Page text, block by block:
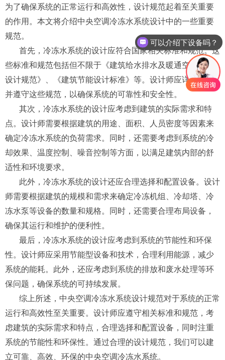
为了确保系统的正常运行和高效性，设计规范起着至关重要
的作用。本文将介绍中央空调冷冻水系统设计中的一些重要
规范。
首先，冷冻水系统的设计应符合国家相关标准和规范。这
些标准和规范包括但不限于《建筑给水排水及暖通空调工程
设计规范》、《建筑节能设计标准》等。设计师应详细了解
并遵守这些规范，以确保系统的可靠性和安全性。
其次，冷冻水系统的设计应考虑到建筑的实际需求和特
点。设计师需要根据建筑的用途、面积、人员密度等因素来
确定冷冻水系统的负荷需求。同时，还需要考虑到系统的冷
却效果、温度控制、噪音控制等方面，以满足建筑内部的舒
适性和环境要求。
此外，冷冻水系统的设计还应合理选择和配置设备。设计
师需要根据建筑的规模和需求来确定冷冻机组、冷却塔、冷
冻水泵等设备的数量和规格。同时，还需要合理布局设备，
确保其运行和维护的便利性。
最后，冷冻水系统的设计应考虑到系统的节能性和环保
性。设计师应采用节能型设备和技术，合理利用能源，减少
系统的能耗。此外，还应考虑到系统的排放和废水处理等环
保问题，确保系统的可持续发展。
综上所述，中央空调冷冻水系统设计规范对于系统的正常
运行和高效性至关重要。设计师应遵守相关标准和规范，考
虑建筑的实际需求和特点，合理选择和配置设备，同时注重
系统的节能性和环保性。通过合理的设计规范，我们可以建
立可靠、高效、环保的中央空调冷冻水系统。
可以介绍下设备吗？